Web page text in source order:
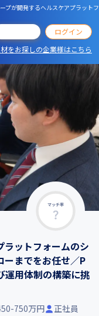
プが開発するヘルスケアプラッ
ログイン
材をお探しの企業様はこちら
マッチ率
ラットフォームのシ
ーまでをお任せ／P
運用体制の構築に挑
750万円 正社員